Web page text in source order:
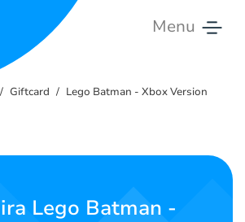
Menu
Giftcard Lego Batman - Xbox Version
Lego Batman -